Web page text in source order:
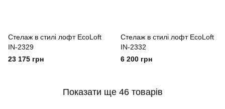
Cтелаж в стилі лофт EcoLoft
IN-2329
23 175 грн
Cтелаж в стилі лофт EcoLoft
IN-2332
6 200 грн
Показати ще 46 товарів